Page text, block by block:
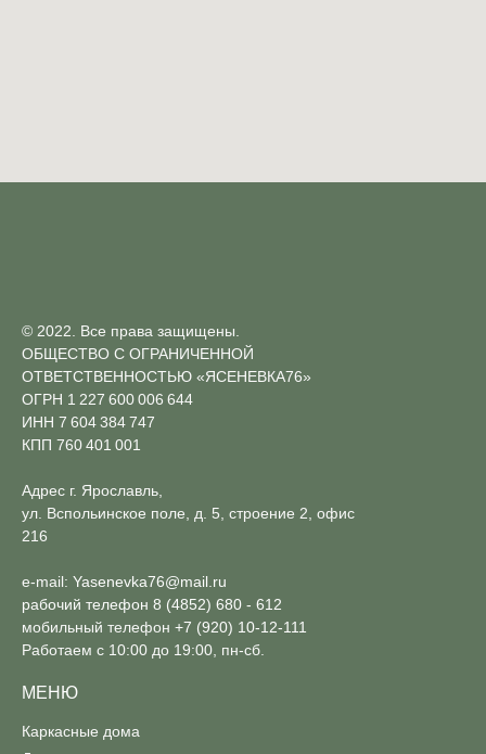
© 2022. Все права защищены.
ОБЩЕСТВО С ОГРАНИЧЕННОЙ
ОТВЕТСТВЕННОСТЬЮ «ЯСЕНЕВКА76»
ОГРН 1 227 600 006 644
ИНН 7 604 384 747
КПП 760 401 001
Адрес г. Ярославль,
ул. Вспольинское поле, д. 5, строение 2, офис
216
e-mail: Yasenevka76@mail.ru
рабочий телефон 8 (4852) 680 - 612
мобильный телефон +7 (920) 10-12-111
Работаем с 10:00 до 19:00, пн-сб.
МЕНЮ
Каркасные дома